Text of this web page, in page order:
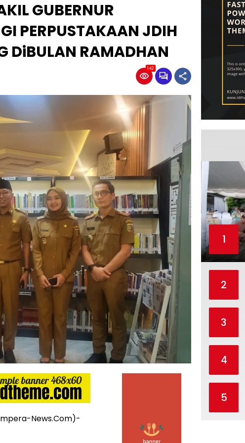
GUBERNUR
PERPUSTAKAAN JDIH
DiBULAN RAMADHAN
142
News.Com)-
1
2
3
4
5